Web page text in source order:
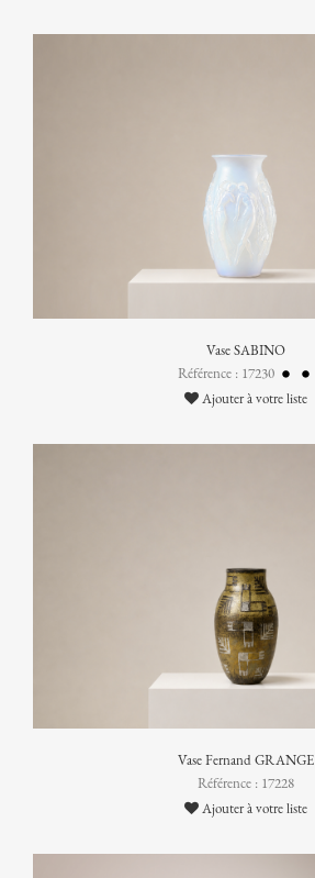
Vase SABINO
Référence : 17230
Ajouter à votre liste
Vase Fernand GRANGE
Référence : 17228
Ajouter à votre liste